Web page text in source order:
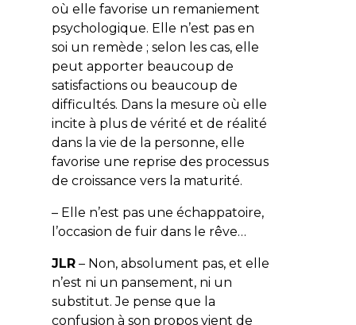
où elle favorise un remaniement
psychologique. Elle n’est pas en
soi un remède ; selon les cas, elle
peut apporter beaucoup de
satisfactions ou beaucoup de
difficultés. Dans la mesure où elle
incite à plus de vérité et de réalité
dans la vie de la personne, elle
favorise une reprise des processus
de croissance vers la maturité.
– Elle n’est pas une échappatoire,
l’occasion de fuir dans le rêve…
JLR– Non, absolument pas, et elle
n’est ni un pansement, ni un
substitut. Je pense que la
confusion à son propos vient de